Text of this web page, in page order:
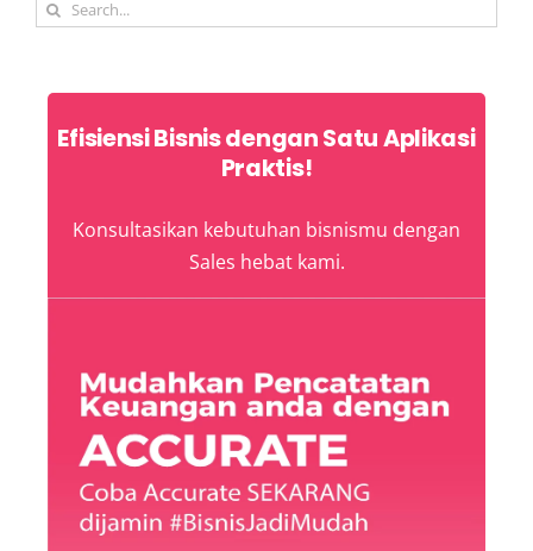
Search
Efisiensi Bisnis dengan Satu Aplikasi
Praktis!
Konsultasikan kebutuhan bisnismu dengan
Sales hebat kami.